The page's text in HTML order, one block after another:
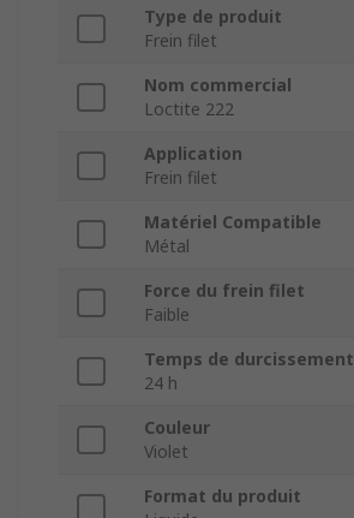
Type de produit
Frein filet
Nom commercial
Loctite 222
Application
Frein filet
Matériel Compatible
Métal
Force du frein filet
Faible
Temps de durcissement
24 h
Couleur
Violet
Format du produit